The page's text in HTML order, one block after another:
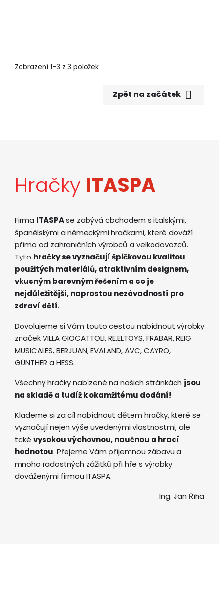
Zobrazení 1-3 z 3 položek
Zpět na začátek 
Hračky ITASPA
Firma ITASPAse zabývá obchodem s italskými,
španělskými a německými hračkami, které dováží
přímo od zahraničních výrobců a velkodovozců.
Tyto hračky se vyznačují špičkovou kvalitou
použitých materiálů, atraktivním designem,
vkusným barevným řešením a co je
nejdůležitější, naprostou nezávadností pro
zdraví dětí.
Dovolujeme si Vám touto cestou nabídnout výrobky
značek VILLA GIOCATTOLI, RE.ELTOYS, FRABAR, REIG
MUSICALES, BERJUAN, EVALAND, AVC, CAYRO,
GÜNTHER a HESS.
Všechny hračky nabízené na našich stránkách jsou
na skladě a tudíž k okamžitému dodání!
Klademe si za cíl nabídnout dětem hračky, které se
vyznačují nejen výše uvedenými vlastnostmi, ale
také vysokou výchovnou, naučnou a hrací
hodnotou. Přejeme Vám příjemnou zábavu a
mnoho radostných zážitků při hře s výrobky
dováženými firmou ITASPA.
Ing. Jan Říha